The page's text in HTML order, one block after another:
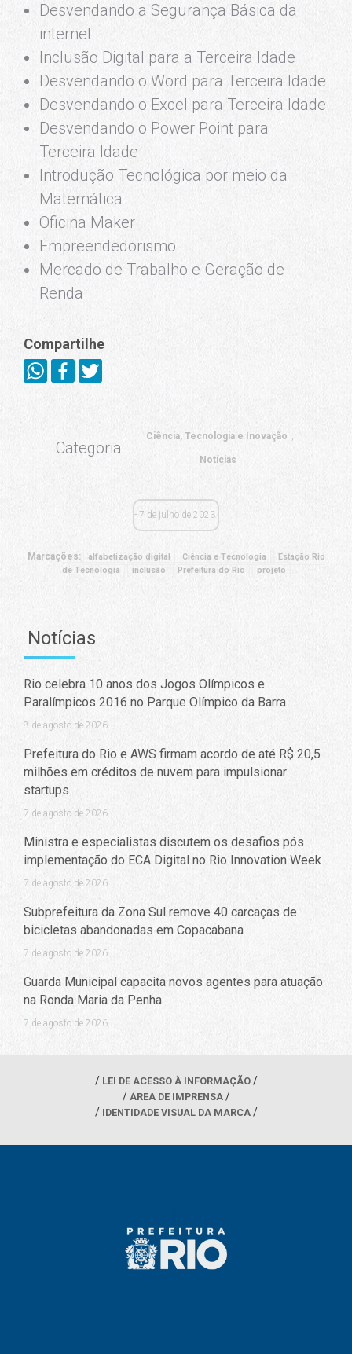
Desvendando a Segurança Básica da
internet
Inclusão Digital para a Terceira Idade
Desvendando o Word para Terceira Idade
Desvendando o Excel para Terceira Idade
Desvendando o Power Point para
Terceira Idade
Introdução Tecnológica por meio da
Matemática
Oficina Maker
Empreendedorismo
Mercado de Trabalho e Geração de
Renda
Compartilhe
Categoria:
Ciência, Tecnologia e Inovação
Notícias
7 de julho de 2023
Marcações: alfabetização digital Ciência e Tecnologia
Estação Rio
de Tecnologia
inclusão Prefeitura do Rio projeto
Notícias
Rio celebra 10 anos dos Jogos Olímpicos e
Paralímpicos 2016 no Parque Olímpico da Barra
8 de agosto de 2026
Prefeitura do Rio e AWS firmam acordo de até R$ 20,5
milhões em créditos de nuvem para impulsionar
startups
7 de agosto de 2026
Ministra e especialistas discutem os desafios pós
implementação do ECA Digital no Rio Innovation Week
7 de agosto de 2026
Subprefeitura da Zona Sul remove 40 carcaças de
bicicletas abandonadas em Copacabana
7 de agosto de 2026
Guarda Municipal capacita novos agentes para atuação
na Ronda Maria da Penha
7 de agosto de 2026
LEI DE ACESSO À INFORMAÇÃO
ÁREA DE IMPRENSA
IDENTIDADE VISUAL DA MARCA